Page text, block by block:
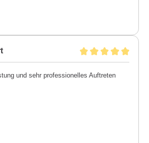
und sehr professionelles Auftreten